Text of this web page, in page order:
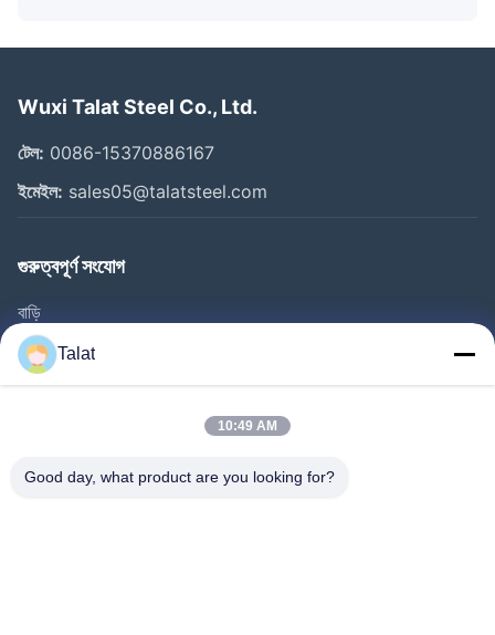
Wuxi Talat Steel Co., Ltd.
টেল: 0086-15370886167
ইমেইল: sales05@talatsteel.com
গুরুত্বপূর্ণ সংযোগ
বাড়ি
পণ্য
আমাদের সম্পর্কে
মান নিয়ন্ত্রণ
Talat
10:49 AM
Good day, what product are you looking for?